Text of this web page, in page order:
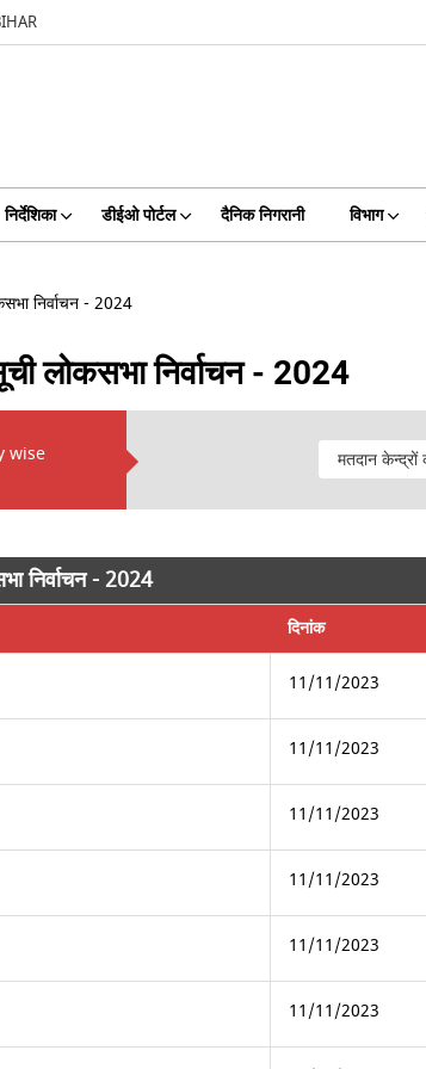
निर्देशिका डीईओ पोर्टल दैनिक निगरानी विभाग
निर्वाचन - 2024
लोकसभा निर्वाचन - 2024
wise
निर्वाचन - 2024
दिनांक
11/11/2023
11/11/2023
11/11/2023
11/11/2023
11/11/2023
11/11/2023